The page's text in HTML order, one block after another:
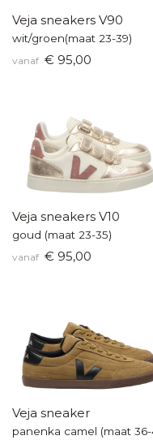
Veja sneakers V90
wit/groen(maat 23-39)
vanaf € 95,00
Veja sneakers V10
goud (maat 23-35)
vanaf € 95,00
Veja sneaker